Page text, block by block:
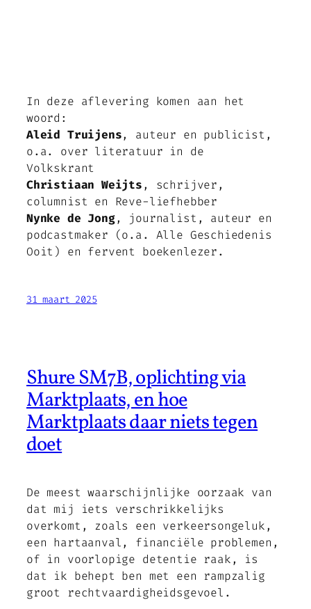
In deze aflevering komen aan het
woord:
Aleid Truijens, auteur en publicist,
o.a. over literatuur in de
Volkskrant
Christiaan Weijts, schrijver,
columnist en Reve-liefhebber
Nynke de Jong, journalist, auteur en
podcastmaker (o.a. Alle Geschiedenis
Ooit) en fervent boekenlezer.
31 maart 2025
Shure SM7B, oplichting via
Marktplaats, en hoe
Marktplaats daar niets tegen
doet
De meest waarschijnlijke oorzaak van
dat mij iets verschrikkelijks
overkomt, zoals een verkeersongeluk,
een hartaanval, financiële problemen,
of in voorlopige detentie raak, is
dat ik behept ben met een rampzalig
groot rechtvaardigheidsgevoel.